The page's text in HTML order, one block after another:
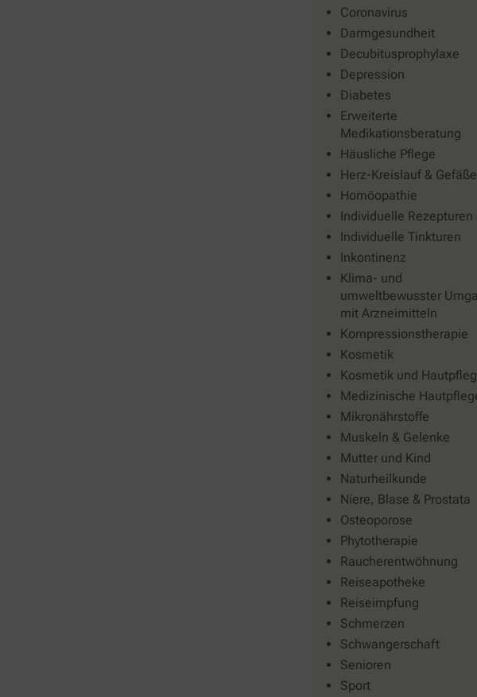
Coronavirus
Darmgesundheit
Decubitusprophylaxe
Depression
Diabetes
Erweiterte
Medikationsberatung
Häusliche Pflege
Herz-Kreislauf & Gefäße
Homöopathie
Individuelle Rezepturen
Individuelle Tinkturen
Inkontinenz
Klima- und
umweltbewusster
mit Arzneimitteln
Kompressionstherapie
Kosmetik
Kosmetik und
Medizinische
Mikronährstoffe
Muskeln & Gelenke
Mutter und Kind
Naturheilkunde
Niere, Blase & Prostata
Osteoporose
Phytotherapie
Raucherentwöhnung
Reiseapotheke
Reiseimpfung
Schmerzen
Schwangerschaft
Senioren
Sport